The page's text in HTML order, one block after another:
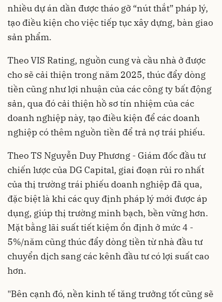
nhiều dự án dần được tháo gỡ “nút thắt” pháp lý,
tạo điều kiện cho việc tiếp tục xây dựng, bàn giao
sản phẩm.
Theo VIS Rating, nguồn cung và cầu nhà ở được
cho sẽ cải thiện trong năm 2025, thúc đẩy dòng
tiền cũng như lợi nhuận của các công ty bất động
sản, qua đó cải thiện hồ sơ tín nhiệm của các
doanh nghiệp này, tạo điều kiện để các doanh
nghiệp có thêm nguồn tiền để trả nợ trái phiếu.
Theo TS Nguyễn Duy Phương - Giám đốc đầu tư
chiến lược của DG Capital, giai đoạn rủi ro nhất
của thị trường trái phiếu doanh nghiệp đã qua,
đặc biệt là khi các quy định pháp lý mới được áp
dụng, giúp thị trường minh bạch, bền vững hơn.
Mặt bằng lãi suất tiết kiệm ổn định ở mức 4 -
5%/năm cũng thúc đẩy dòng tiền từ nhà đầu tư
chuyển dịch sang các kênh đầu tư có lợi suất cao
hơn.
"Bên cạnh đó, nền kinh tế tăng trưởng tốt cũng sẽ